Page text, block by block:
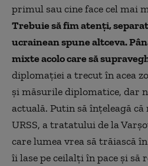
primul sau cine face cel mai
Trebuie să fim atenţi,
ucrainean spune altceva.
mixte acolo care să
diplomaţiei a trecut în acea
și măsurile diplomatice, dar
actuală. Putin să înţeleagă că
URSS, a tratatului de la
care lumea vrea să trăiască
îi lase pe ceilalţi în pace şi